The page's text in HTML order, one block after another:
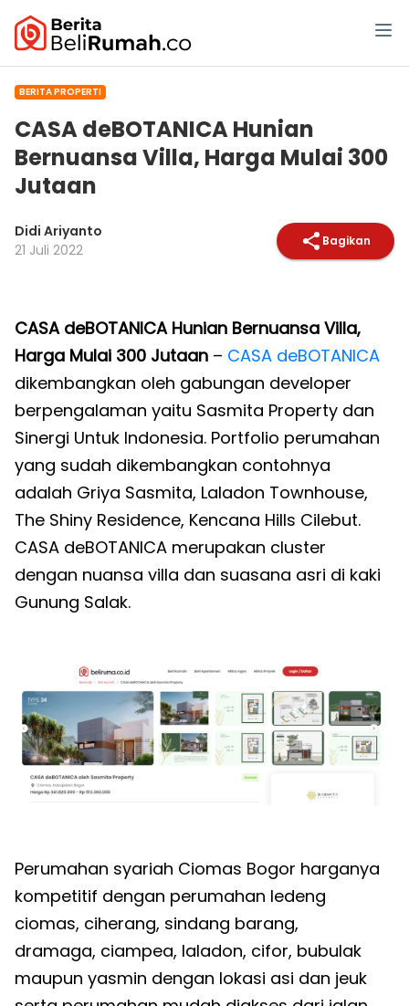
BERITA PROPERTI
CASA deBOTANICA Hunian
Bernuansa Villa, Harga Mulai 300
Jutaan
Didi Ariyanto
21 Juli 2022
Bagikan
CASA deBOTANICA Hunian Bernuansa Villa,
Harga Mulai 300 Jutaan – CASA deBOTANICA
dikembangkan oleh gabungan developer
berpengalaman yaitu Sasmita Property dan
Sinergi Untuk Indonesia. Portfolio perumahan
yang sudah dikembangkan contohnya
adalah Griya Sasmita, Laladon Townhouse,
The Shiny Residence, Kencana Hills Cilebut.
CASA deBOTANICA merupakan cluster
dengan nuansa villa dan suasana asri di kaki
Gunung Salak.
Perumahan syariah Ciomas Bogor harganya
kompetitif dengan perumahan ledeng
ciomas, ciherang, sindang barang,
dramaga, ciampea, laladon, cifor, bubulak
maupun yasmin dengan lokasi asi dan jeuk